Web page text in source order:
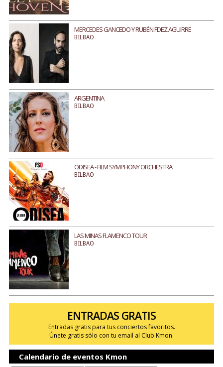
MERCEDES GANCEDO Y RUBÉN FDEZ AGUIRRE
BILBAO
ARGENTINA
BILBAO
ODISEA - FILM SYMPHONY ORCHESTRA
BILBAO
LAS MINAS FLAMENCO TOUR
BILBAO
ENTRADAS GRATIS
Entradas gratis para tus conciertos favoritos.
Únete gratis sólo con tu email al Club Kmon.
Calendario de eventos Kmon